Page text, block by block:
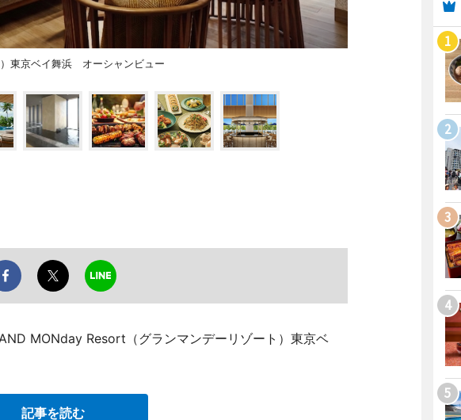
東京ベイ舞浜 オーシャンビュー
MONday Resort（グランマンデーリゾート）東京ベ
記事を読む